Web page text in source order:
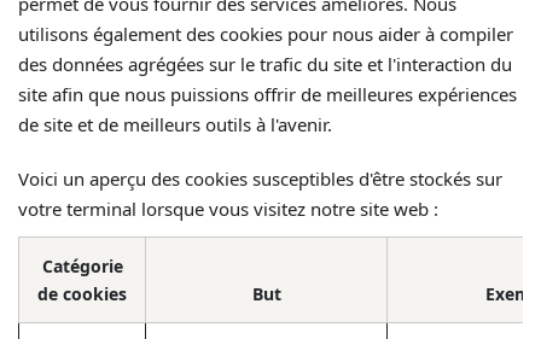
utilisons également des cookies pour nous aider à compiler
des données agrégées sur le trafic du site et l'interaction du
site afin que nous puissions offrir de meilleures expériences
de site et de meilleurs outils à l'avenir.
Voici un aperçu des cookies susceptibles d'être stockés sur
votre terminal lorsque vous visitez notre site web :
Catégorie
de cookies
But